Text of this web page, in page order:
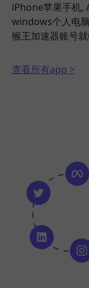
iPhone苹果手机,
windows个人电
猴王加速器账号就
查看所有app >